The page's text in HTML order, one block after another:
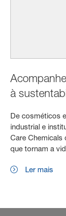
à
De cosméticos
industrial e
Care
que tornam a
Ler mais